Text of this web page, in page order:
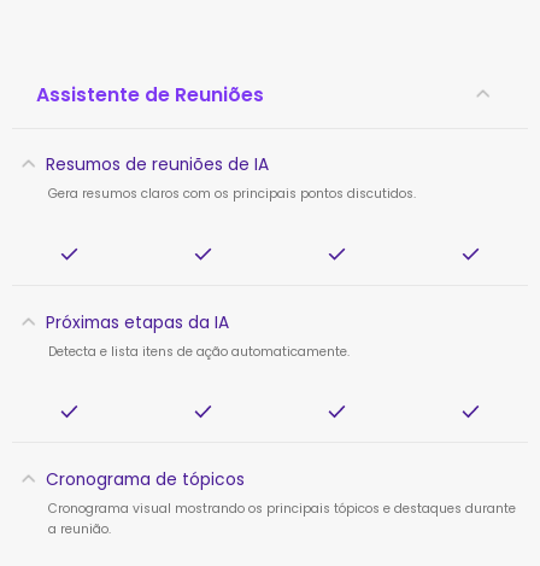
Assistente de Reuniões
Resumos de reuniões de IA
Gera resumos claros com os principais pontos discutidos.
Próximas etapas da IA
Detecta e lista itens de ação automaticamente.
Cronograma de tópicos
Cronograma visual mostrando os principais tópicos e destaques durante
a reunião.